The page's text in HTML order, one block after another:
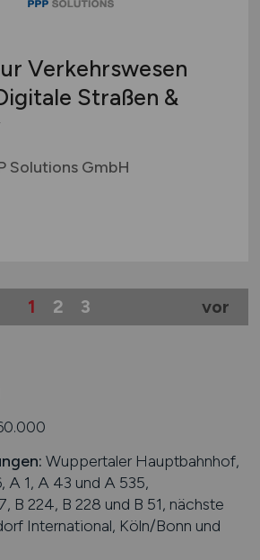
Verkehrswesen
Straßen &
Solutions GmbH
1 2 3 vor
Wuppertaler Hauptbahnhof,
A 1, A 43 und A 535,
B 224, B 228 und B 51, nächste
International, Köln/Bonn und